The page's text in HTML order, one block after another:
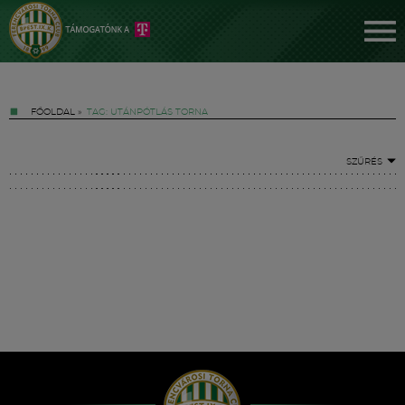
FŐOLDAL » TAG: UTÁNPÓTLÁS TORNA
SZŰRÉS
Hírek